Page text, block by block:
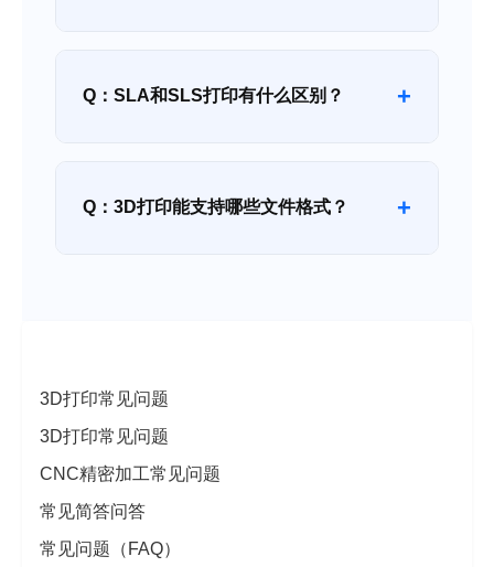
Q：SLA和SLS打印有什么区别？ +
Q：3D打印能支持哪些文件格式？ +
3D打印常见问题
3D打印常见问题
CNC精密加工常见问题
常见简答问答
常见问题（FAQ）